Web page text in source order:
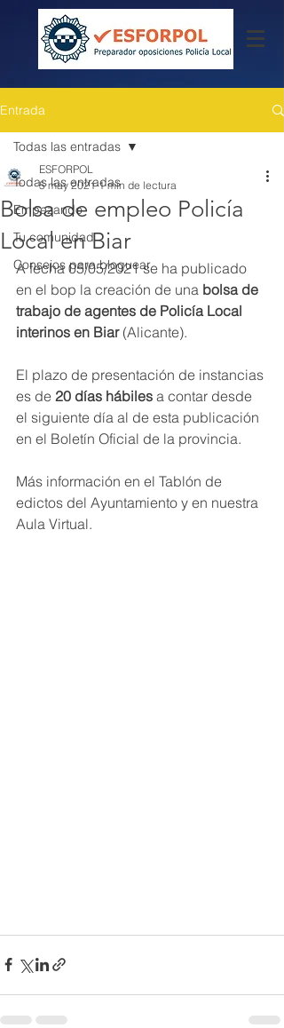
Entrada
Todas las entradas
Empezando
Tu comunidad
Consejos para bloguear
Todas las entradas
Bolsa de empleo Policía
Local en Biar
ESFORPOL
5 may 2021 1 min de lectura
A fecha 05/05/2021 se ha publicado
en el bop la creación de una bolsa de
trabajo de agentes de Policía Local
interinos en Biar (Alicante).
El plazo de presentación de instancias
es de 20 días hábiles a contar desde
el siguiente día al de esta publicación
en el Boletín Oficial de la provincia.
Más información en el Tablón de
edictos del Ayuntamiento y en nuestra
Aula Virtual.